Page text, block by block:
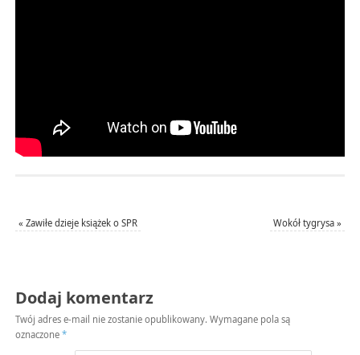
« Zawiłe dzieje książek o SPR Wokół tygrysa»
Dodaj komentarz
Twój adres e-mail nie zostanie opublikowany. Wymagane pola są
oznaczone *